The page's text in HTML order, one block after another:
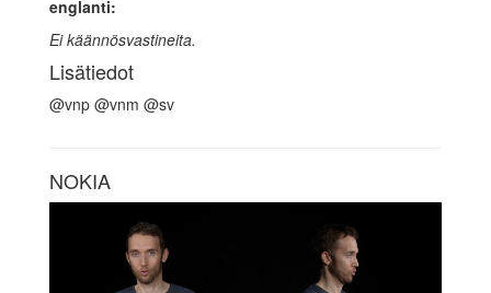
englanti:
Ei käännösvastineita.
Lisätiedot
@vnp @vnm @sv
NOKIA